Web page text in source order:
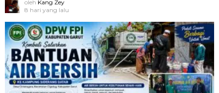
oleh Kang Zey
8 hari yang lalu